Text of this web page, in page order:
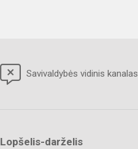
Savivaldybės vidinis kanalas
Lopšelis-darželis